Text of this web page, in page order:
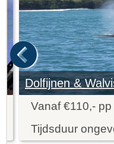
Dolfijnen &
Vanaf €110,- pp
Tijdsduur